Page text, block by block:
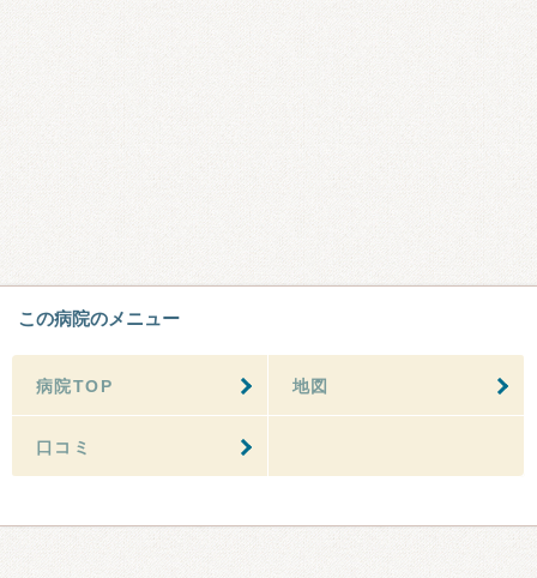
この病院のメニュー
病院TOP 地図
口コミ